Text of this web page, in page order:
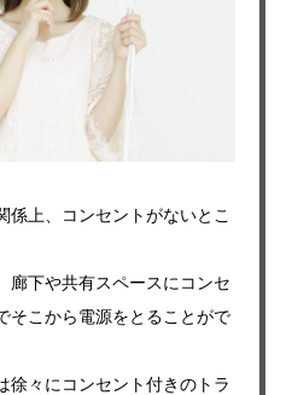
係上、コンセントがないとこ
廊下や共有スペースにコンセ
そこから電源をとることがで
徐々にコンセント付きのトラ